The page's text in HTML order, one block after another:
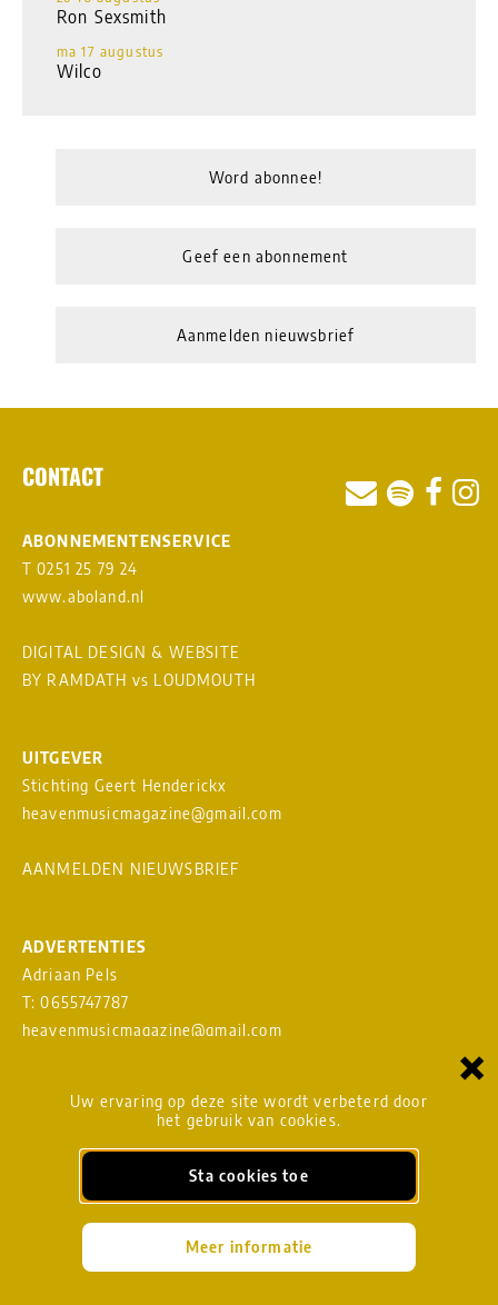
Uw ervaring op deze site wordt verbeterd door
het gebruik van cookies.
Sta cookies toe
Meer informatie
×
Ron Sexsmith
ma 17 augustus
Wilco
Word abonnee!
Geef een abonnement
Aanmelden nieuwsbrief
CONTACT
ABONNEMENTENSERVICE
T 0251 25 79 24
www.aboland.nl
DIGITAL DESIGN & WEBSITE
BY RAMDATH vs LOUDMOUTH
UITGEVER
Stichting Geert Henderickx
heavenmusicmagazine@gmail.com
AANMELDEN NIEUWSBRIEF
ADVERTENTIES
Adriaan Pels
T: 0655747787
heavenmusicmagazine@gmail.com
BLADMANAGEMENT
heavenmusicmagazine@gmail.com